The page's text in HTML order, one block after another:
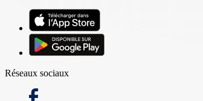
Réseaux sociaux